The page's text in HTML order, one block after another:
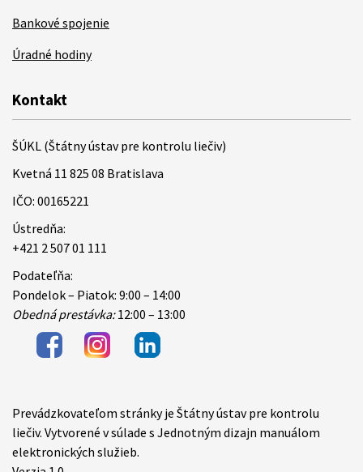
Bankové spojenie
Úradné hodiny
Kontakt
ŠÚKL (Štátny ústav pre kontrolu liečiv)
Kvetná 11 825 08 Bratislava
IČO: 00165221
Ústredňa:
+421 2 507 01 111
Podateľňa:
Pondelok – Piatok: 9:00 – 14:00
Obedná prestávka:12:00 – 13:00
Items
Prevádzkovateľom stránky je Štátny ústav pre kontrolu
liečiv. Vytvorené v súlade s Jednotným dizajn manuálom
elektronických služieb.